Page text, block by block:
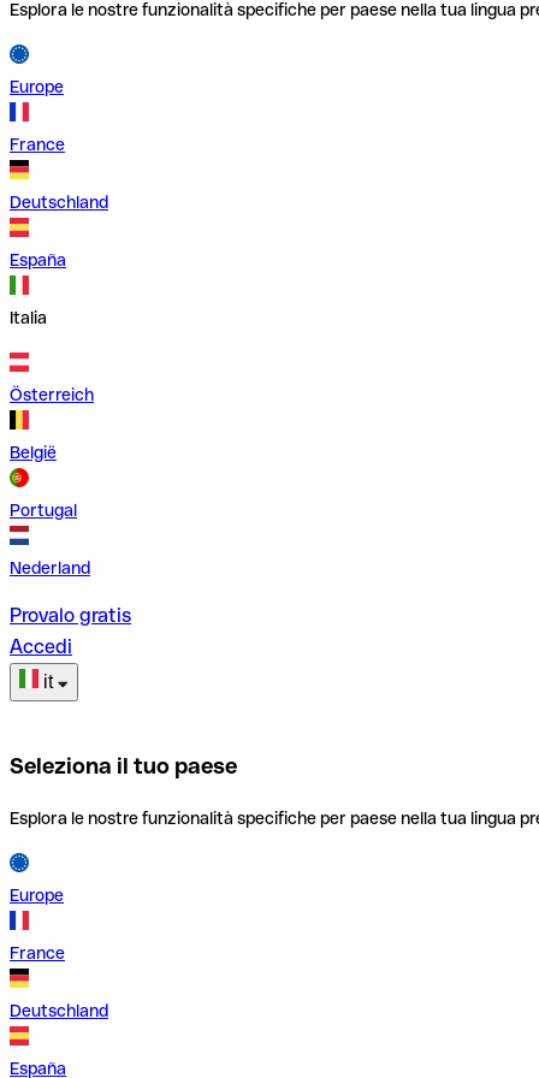
Esplora le nostre funzionalità specifiche per paese nella tua lingua
Europe
France
Deutschland
España
Italia
Österreich
België
Portugal
Nederland
Provalo gratis
Accedi
it
Seleziona il tuo paese
Esplora le nostre funzionalità specifiche per paese nella tua lingua
Europe
France
Deutschland
España